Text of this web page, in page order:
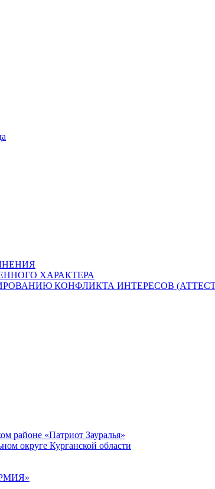
ХАРАКТЕРА
КОНФЛИКТА ИНТЕРЕСОВ
районе «Патриот Зауралья»
округе Курганской области